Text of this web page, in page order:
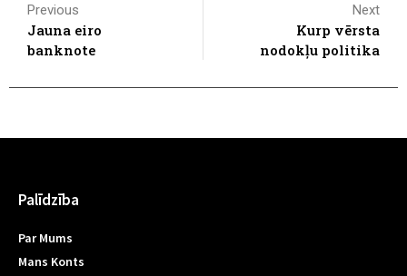
Previous
Jauna eiro
banknote
Next
Kurp vērsta
nodokļu politika
Palīdzība
Par Mums
Mans Konts